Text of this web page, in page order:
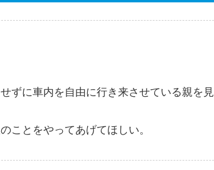
ずに車内を自由に行き来させている親を見
ことをやってあげてほしい。